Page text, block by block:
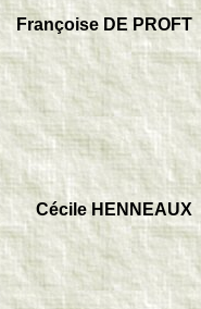
Françoise DE PROFT
Cécile HENNEAUX